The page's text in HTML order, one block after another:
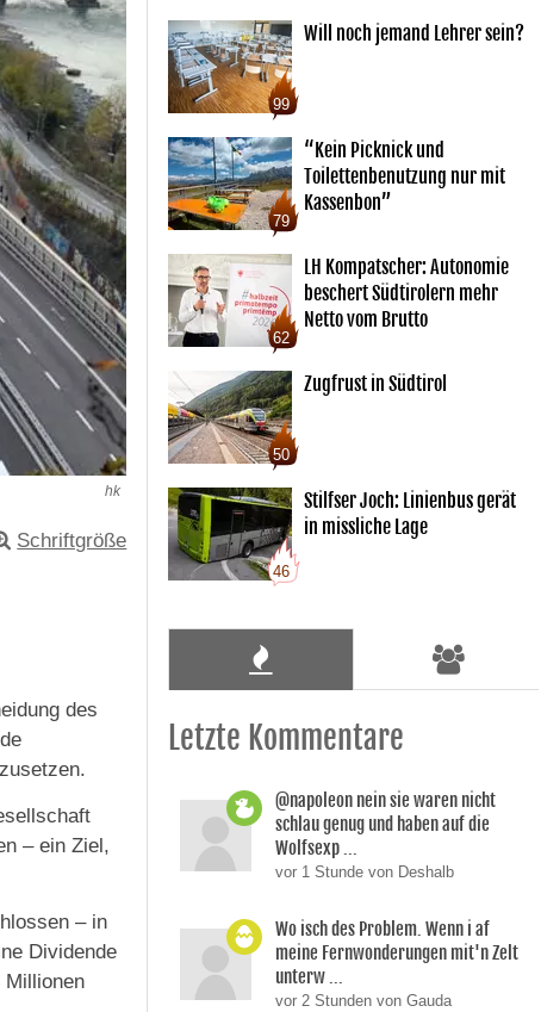
hk
Schriftgröße
des
– ein Ziel,
– in
Dividende
Millionen
99
Will noch jemand Lehrer sein?
79
“Kein Picknick und
Toilettenbenutzung nur mit
Kassenbon”
62
LH Kompatscher: Autonomie
beschert Südtirolern mehr
Netto vom Brutto
50
Zugfrust in Südtirol
46
Stilfser Joch: Linienbus gerät
in missliche Lage
Letzte Kommentare
@napoleon nein sie waren nicht
schlau genug und haben auf die
Wolfsexp ...
vor 1 Stunde von Deshalb
Wo isch des Problem. Wenn i af
meine Fernwonderungen mit'n Zelt
unterw ...
vor 2 Stunden von Gauda